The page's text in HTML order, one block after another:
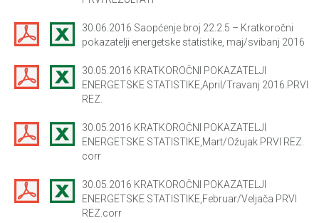
30.06.2016 Saopćenje broj 22.2.5 – Kratkoročni
pokazatelji energetske statistike, maj/svibanj 2016
30.05.2016 KRATKOROČNI POKAZATELJI
ENERGETSKE STATISTIKE,April/Travanj 2016.PRVI
REZ.
30.05.2016 KRATKOROČNI POKAZATELJI
ENERGETSKE STATISTIKE,Mart/Ožujak PRVI REZ.
corr
30.05.2016 KRATKOROČNI POKAZATELJI
ENERGETSKE STATISTIKE,Februar/Veljača PRVI
REZ.corr